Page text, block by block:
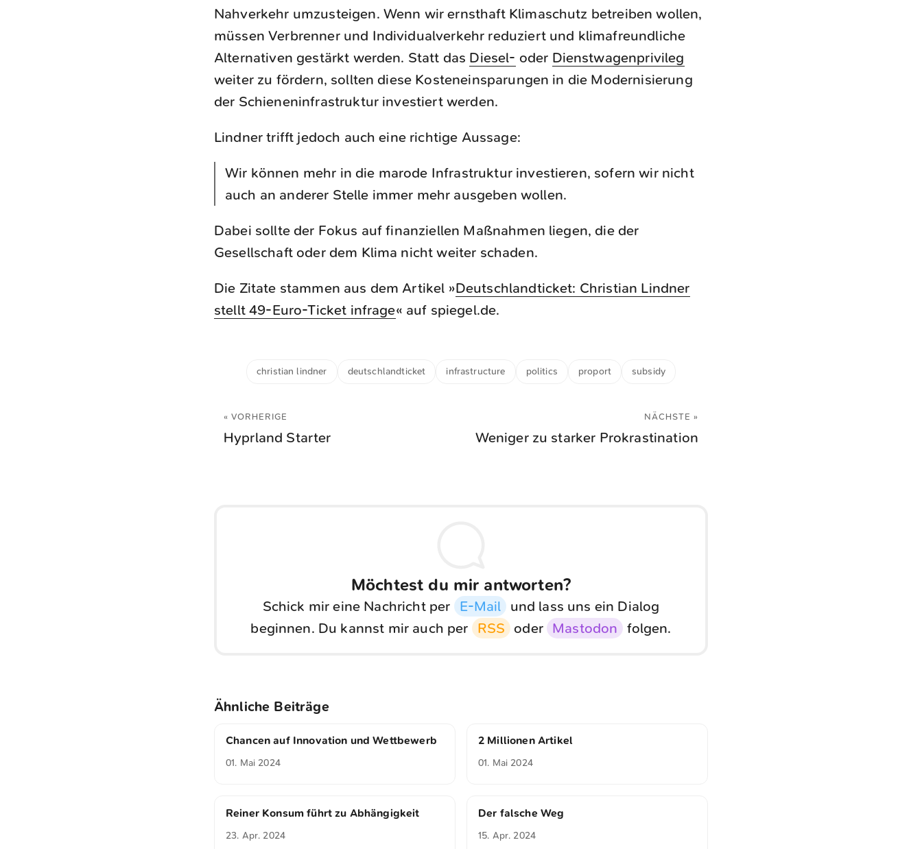
Nahverkehr umzusteigen. Wenn wir ernsthaft Klimaschutz betreiben wollen,
müssen Verbrenner und Individualverkehr reduziert und klimafreundliche
Alternativen gestärkt werden. Statt das Diesel- oder Dienstwagenprivileg
weiter zu fördern, sollten diese Kosteneinsparungen in die Modernisierung
der Schieneninfrastruktur investiert werden.
Lindner trifft jedoch auch eine richtige Aussage:
Wir können mehr in die marode Infrastruktur investieren, sofern wir nicht
auch an anderer Stelle immer mehr ausgeben wollen.
Dabei sollte der Fokus auf finanziellen Maßnahmen liegen, die der
Gesellschaft oder dem Klima nicht weiter schaden.
Die Zitate stammen aus dem Artikel »Deutschlandticket: Christian Lindner
stellt 49-Euro-Ticket infrage« auf spiegel.de.
christian lindner deutschlandticket infrastructure politics proport subsidy
« VORHERIGE
Hyprland Starter
NÄCHSTE »
Weniger zu starker Prokrastination
Möchtest du mir antworten?
Schick mir eine Nachricht per E-Mail
und lass uns ein Dialog
beginnen. Du kannst mir auch per
RSS oder Mastodon folgen.
Ähnliche Beiträge
Chancen auf Innovation und Wettbewerb
01. Mai 2024
2 Millionen Artikel
01. Mai 2024
Reiner Konsum führt zu Abhängigkeit
23. Apr. 2024
Der falsche Weg
15. Apr. 2024